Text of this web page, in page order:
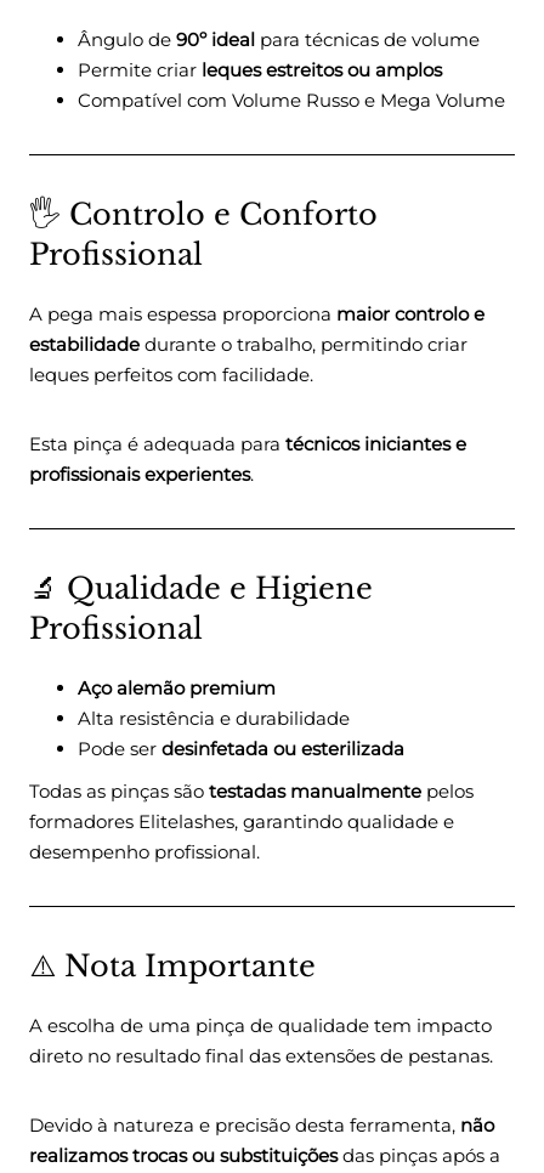
Ângulo de 90º ideal para técnicas de volume
Permite criar leques estreitos ou amplos
Compatível com Volume Russo e Mega Volume
🖐️ Controlo e Conforto
Profissional
A pega mais espessa proporciona maior controlo e
estabilidade durante o trabalho, permitindo criar
leques perfeitos com facilidade.
Esta pinça é adequada para técnicos iniciantes e
profissionais experientes.
🔬 Qualidade e Higiene
Profissional
Aço alemão premium
Alta resistência e durabilidade
Pode ser desinfetada ou esterilizada
Todas as pinças são testadas manualmente pelos
formadores Elitelashes, garantindo qualidade e
desempenho profissional.
⚠️ Nota Importante
A escolha de uma pinça de qualidade tem impacto
direto no resultado final das extensões de pestanas.
Devido à natureza e precisão desta ferramenta, não
realizamos trocas ou substituiçõesdas pinças após a